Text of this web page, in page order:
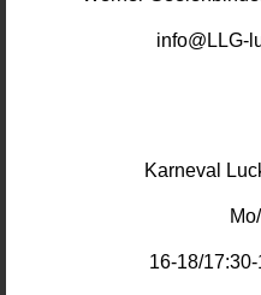
info@LLG-
Karneval
16-18/